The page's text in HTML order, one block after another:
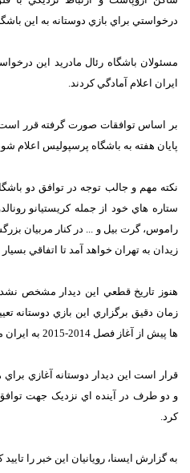
درخواستي براي بازي دوستانه به اين
مسئولان باشگاه رئال مادريد اين
ايران اعلام آمادگي کردند.
بر اساس توافقات صورت گرفته قرر است
پايان هفته به باشگاه پرسپوليس اعلام
نکته مهم و جالب توجه در توافق دو
ستاره هاي خود از جمله کريستيانو
راموس، گرت بيل و ... در کنار مربيان
زيدان به تهران خواهد آمد تا اتفاقي
هنوز تاريخ قطعي اين ديدار مشخص نشده
زمان دقيق برگزاري اين بازي دوستانه
ها پيش از آغاز فصل 2014-2015 به ايران مي آيند.
قرار است اين ديدار دوستانه آغازي
و دو طرف در آينده اي نزديک جهت
کرد.
به گزارش ايسنا، رويانيان اين خبر را تاييد